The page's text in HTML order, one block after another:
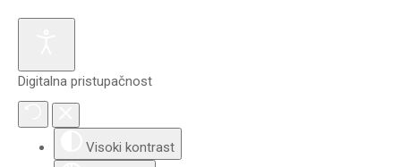
Digitalna pristupačnost
Visoki kontrast